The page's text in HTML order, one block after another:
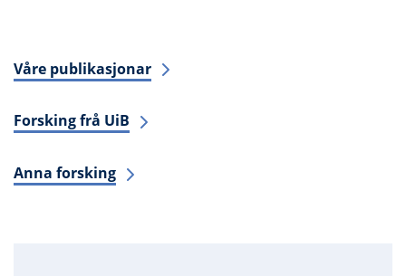
Våre publikasjonar
Forsking frå UiB
Anna forsking